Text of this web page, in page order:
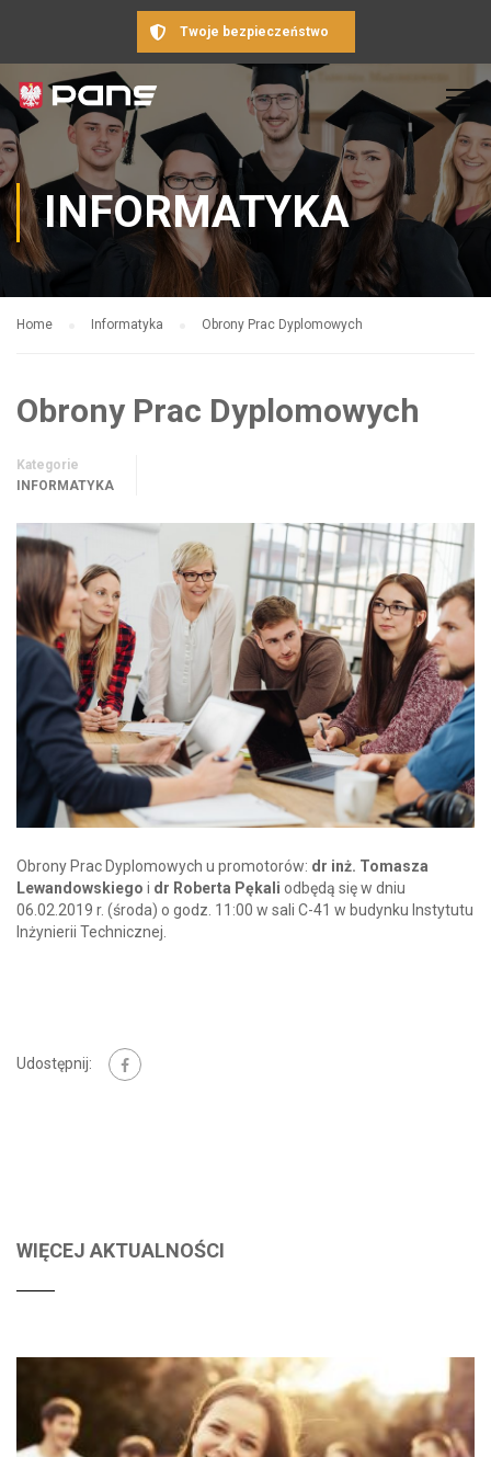
Twoje bezpieczeństwo
INFORMATYKA
Home Informatyka Obrony Prac Dyplomowych
Obrony Prac Dyplomowych
Kategorie
INFORMATYKA
Obrony Prac Dyplomowych u promotorów: dr inż. Tomasza
Lewandowskiego i dr Roberta Pękali odbędą się w dniu
06.02.2019 r. (środa) o godz. 11:00 w sali C-41 w budynku Instytutu
Inżynierii Technicznej.
Udostępnij:
WIĘCEJ AKTUALNOŚCI